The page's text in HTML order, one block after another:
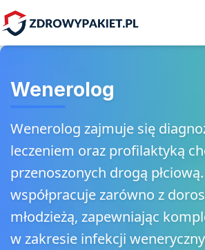
Wenerolog
Wenerolog zajmuje się
leczeniem oraz profilaktyką
przenoszonych drogą
współpracuje zarówno z
młodzieżą, zapewniając
w zakresie infekcji